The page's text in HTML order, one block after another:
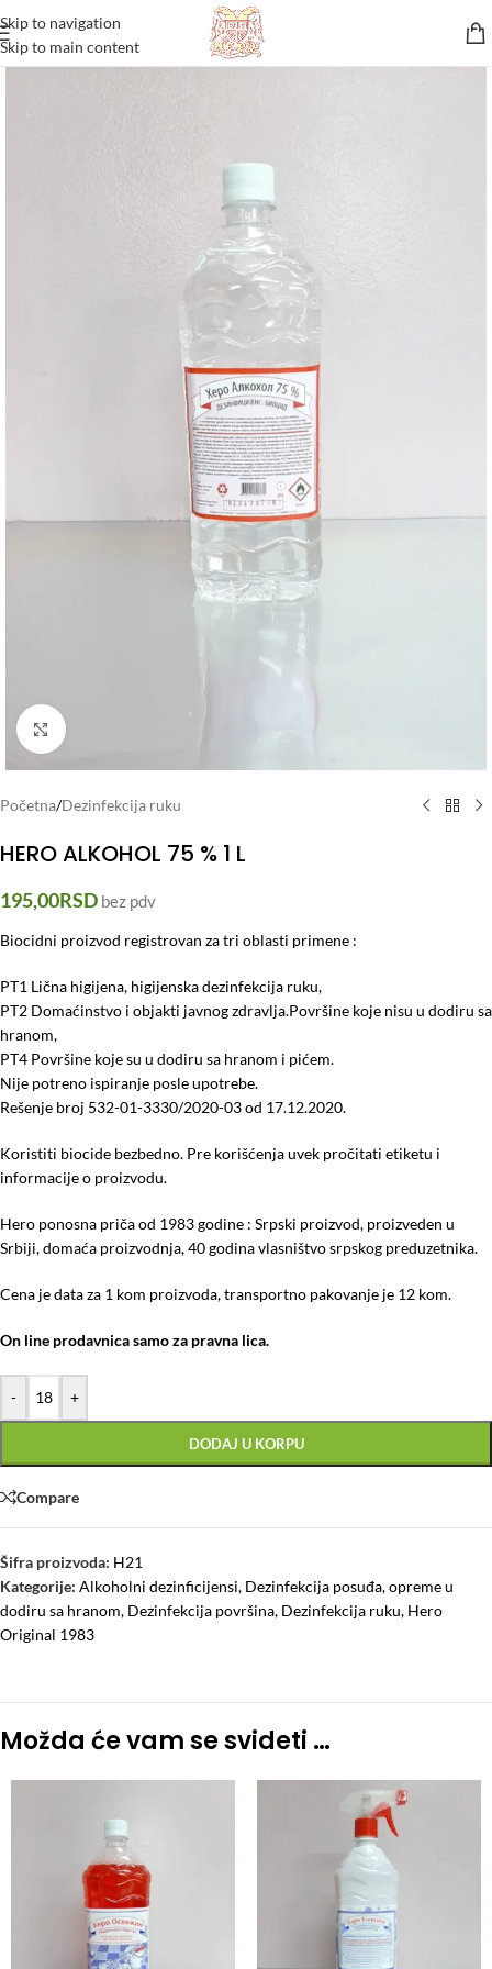
Skip to navigation
Skip to main content
Click to enlarge
Početna/Dezinfekcija ruku
HERO ALKOHOL 75 % 1 L
195,00RSD bez pdv
Biocidni proizvod registrovan za tri oblasti primene :
PT1 Lična higijena, higijenska dezinfekcija ruku,
PT2 Domaćinstvo i objakti javnog zdravlja.Površine koje nisu u dodiru sa
hranom,
PT4 Površine koje su u dodiru sa hranom i pićem.
Nije potreno ispiranje posle upotrebe.
Rešenje broj 532-01-3330/2020-03 od 17.12.2020.
Koristiti biocide bezbedno. Pre korišćenja uvek pročitati etiketu i
informacije o proizvodu.
Hero ponosna priča od 1983 godine : Srpski proizvod, proizveden u
Srbiji, domaća proizvodnja, 40 godina vlasništvo srpskog preduzetnika.
Cena je data za 1 kom proizvoda, transportno pakovanje je 12 kom.
On line prodavnica samo za pravna lica.
- +
DODAJ U KORPU
Compare
Šifra proizvoda: H21
Kategorije: Alkoholni dezinficijensi, Dezinfekcija posuđa, opreme u
dodiru sa hranom, Dezinfekcija površina, Dezinfekcija ruku, Hero
Original 1983
Možda će vam se svideti …